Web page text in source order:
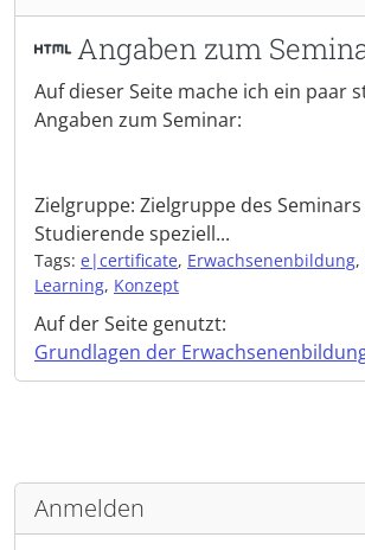
Angaben zum
Auf dieser Seite mache ich ein paar
Angaben zum Seminar:
Zielgruppe: Zielgruppe des
Studierende speziell...
Tags: e|certificate, Erwachsenenbildung,
Learning, Konzept
Auf der Seite genutzt:
Grundlagen der
Anmelden